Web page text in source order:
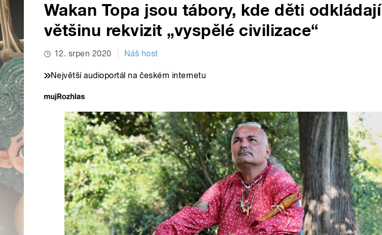
Wakan Topa jsou tábory, kde děti odkládají
většinu rekvizit „vyspělé civilizace“
12. srpen 2020 Náš host
Největší audioportál na českém internetu